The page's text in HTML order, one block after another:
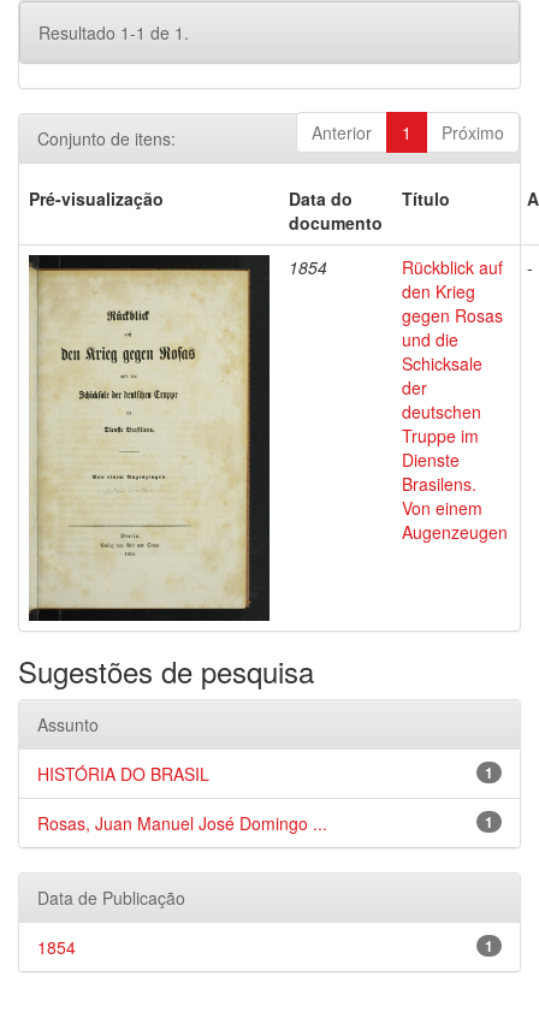
Resultado 1-1 de 1.
Anterior 1 Próximo
Conjunto de itens:
Pré-visualização
Data do
documento
Título
1854
Rückblick auf
den Krieg
gegen Rosas
und die
Schicksale
der
deutschen
Truppe im
Dienste
Brasilens.
Von einem
Augenzeugen
-
Sugestões de pesquisa
Assunto
1
HISTÓRIA DO BRASIL
1
Rosas, Juan Manuel José Domingo ...
Data de Publicação
1
1854